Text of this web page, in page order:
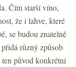
Čím starší víno,
že i lahve, které
se budou znatelně
různý způsob
původ konkrétní